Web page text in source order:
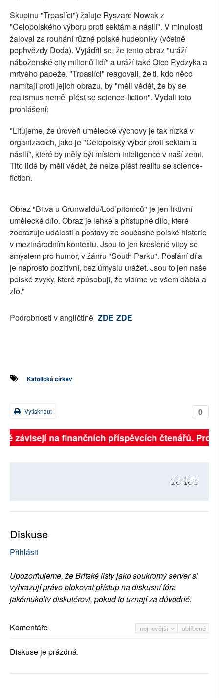
Skupinu "Trpaslíci") žaluje Ryszard Nowak z
"Celopolského výboru proti sektám a násilí". V minulosti
žaloval za rouhání různé polské hudebníky (včetně
pophvězdy Doda). Vyjádřil se, že tento obraz "uráží
náboženské city milionů lidí" a uráží také Otce Rydzyka a
mrtvého papeže. "Trpaslíci" reagovali, že ti, kdo něco
namítají proti jejich obrazu, by "měli vědět, že by se
realismus neměl plést se science-fiction". Vydali toto
prohlášení:
"Litujeme, že úroveň umělecké výchovy je tak nízká v
organizacích, jako je "Celopolský výbor proti sektám a
násilí", které by měly být místem inteligence v naší zemi.
Tito lidé by měli vědět, že nelze plést realitu se science-
fiction.
Obraz "Bitva u Grunwaldu/Loď pitomců" je jen fiktivní
umělecké dílo. Obraz je lehké a přístupné dílo, které
zobrazuje události a postavy ze současné polské historie
v mezinárodním kontextu. Jsou to jen kreslené vtipy se
smyslem pro humor, v žánru "South Parku". Poslání díla
je naprosto pozitivní, bez úmyslu urážet. Jsou to jen naše
polské zvyky, které způsobují, že vidíme ve všem ďábla a
zlo."
Podrobnosti v angličtině ZDE ZDE
Katolická církev
0
Vytisknout
závisejí na finančních příspěvcích čtenářů.
10402
Diskuse
Přihlásit
Upozorňujeme, že Britské listy jako soukromý server si
vyhrazují právo blokovat přístup na diskusní fóra
jakémukoliv diskutérovi, pokud to uznají za důvodné.
nejnovější oblíbené
Komentáře
Diskuse je prázdná.